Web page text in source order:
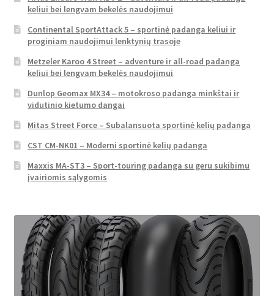
keliui bei lengvam bekelės naudojimui
Continental SportAttack 5 – sportinė padanga keliui ir
proginiam naudojimui lenktynių trasoje
Metzeler Karoo 4 Street – adventure ir all-road padanga
keliui bei lengvam bekelės naudojimui
Dunlop Geomax MX34 – motokroso padanga minkštai ir
vidutinio kietumo dangai
Mitas Street Force – Subalansuota sportinė kelių padanga
CST CM-NK01 – Moderni sportinė kelių padanga
Maxxis MA-ST3 – Sport-touring padanga su geru sukibimu
įvairiomis sąlygomis